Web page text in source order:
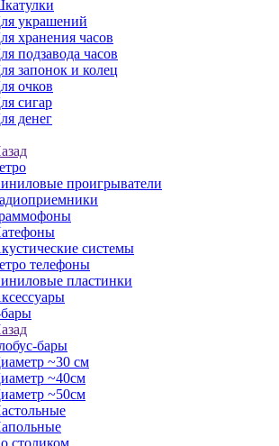
украшений
хранения часов
подзавода часов
запонок и колец
очков
сигар
денег
проигрыватели
системы
телефоны
пластинки
бары
~30 см
~40см
~50см
столиком